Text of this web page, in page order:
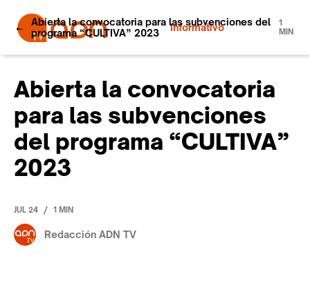
Informativo
Abierta la convocatoria para las subvenciones del
programa “CULTIVA” 2023
1
MIN
Abierta la convocatoria
para las subvenciones
del programa “CULTIVA”
2023
JUL 24 / 1 MIN
Redacción ADN TV